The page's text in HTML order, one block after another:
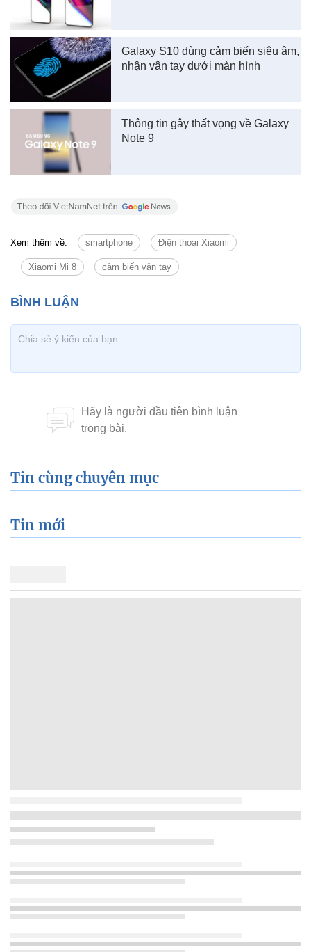
Galaxy S10 dùng cảm biến siêu âm,
nhận vân tay dưới màn hình
Thông tin gây thất vọng về Galaxy
Note 9
Xem thêm về: smartphone Điện thoại Xiaomi
Xiaomi Mi 8 cảm biến vân tay
Tin cùng chuyên mục
Tin mới